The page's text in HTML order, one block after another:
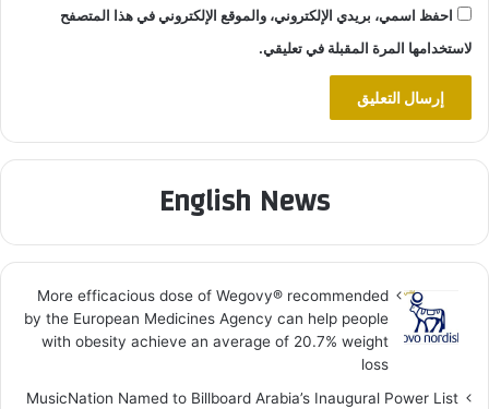
احفظ اسمي، بريدي الإلكتروني، والموقع الإلكتروني في هذا المتصفح
لاستخدامها المرة المقبلة في تعليقي.
English News
More efficacious dose of Wegovy®️ recommended
by the European Medicines Agency can help people
with obesity achieve an average of 20.7% weight
loss
MusicNation Named to Billboard Arabia’s Inaugural Power List